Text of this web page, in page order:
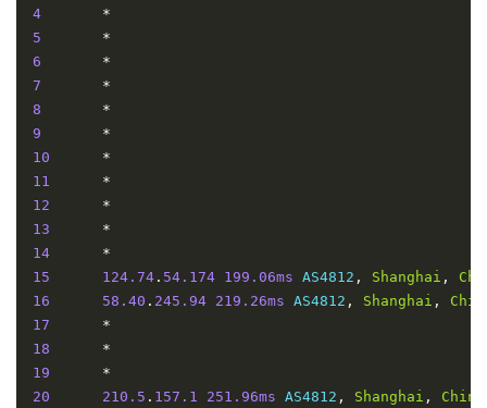
4
*
5
*
6
*
7
*
8
*
9
*
10
*
11
*
12
*
13
*
14
*
15
124.74 . 54.174 199.06ms AS4812 , Shanghai ,
16
58.40 . 245.94 219.26ms AS4812 , Shanghai ,
17
*
18
*
19
*
20
210.5 . 157.1 251.96ms AS4812 , Shanghai , China